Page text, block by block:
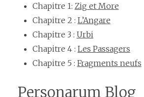
Chapitre 1: Zig et More
Chapitre 2 : L’Angare
Chapitre 3 : Urbi
Chapitre 4 : Les Passagers
Chapitre 5 : Fragments neufs
Personarum Blog